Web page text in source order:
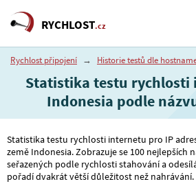
RYCHLOST.cz
Rychlost připojení → Historie testů dle
Statistika testu rychlosti
Indonesia podle
Statistika testu rychlosti internetu pro IP
země Indonesia. Zobrazuje se 100 nejlepších
seřazených podle rychlosti stahování a
pořadí dvakrát větší důležitost než nahrávání.